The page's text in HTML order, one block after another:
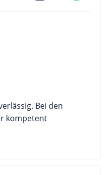
Bei den
kompetent